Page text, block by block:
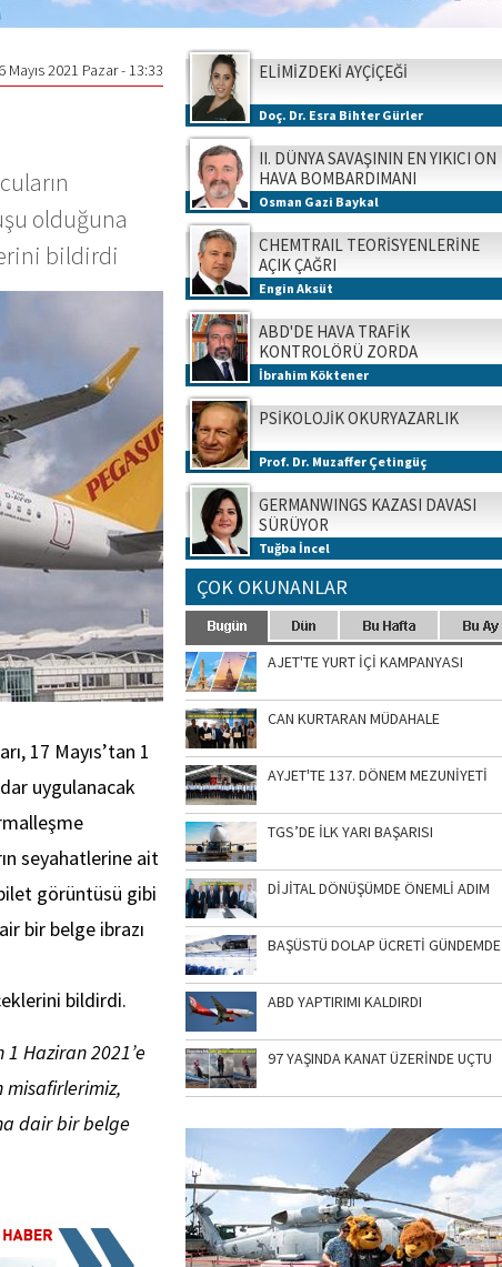
Mayıs 2021 Pazar - 13:33
olduğuna
bildirdi
17 Mayıs’tan 1
uygulanacak
seyahatlerine ait
görüntüsü gibi
bir belge ibrazı
bildirdi.
1 Haziran 2021’e
dair bir belge
ELİMİZDEKİ AYÇİÇEĞİ
Doç. Dr. Esra Bihter Gürler
II. DÜNYA SAVAŞININ EN YIKICI ON
HAVA BOMBARDIMANI
Osman Gazi Baykal
CHEMTRAIL TEORİSYENLERİNE
AÇIK ÇAĞRI
Engin Aksüt
ABD'DE HAVA TRAFİK
KONTROLÖRÜ ZORDA
İbrahim Köktener
PSİKOLOJİK OKURYAZARLIK
Prof. Dr. Muzaffer Çetingüç
GERMANWINGS KAZASI DAVASI
SÜRÜYOR
Tuğba İncel
ÇOK OKUNANLAR
AJET'TE YURT İÇİ KAMPANYASI
CAN KURTARAN MÜDAHALE
AYJET'TE 137. DÖNEM MEZUNİYETİ
TGS’DE İLK YARI BAŞARISI
DİJİTAL DÖNÜŞÜMDE ÖNEMLİ ADIM
BAŞÜSTÜ DOLAP ÜCRETİ GÜNDEMDE
ABD YAPTIRIMI KALDIRDI
97 YAŞINDA KANAT ÜZERİNDE UÇTU
SİNGAPUR AIRSHOW-2020